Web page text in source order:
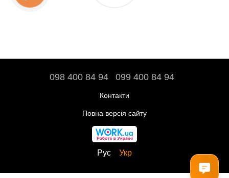
098 400 84 94‬ 099 400 84 94
Контакти
Повна версія сайту
Рус Укр